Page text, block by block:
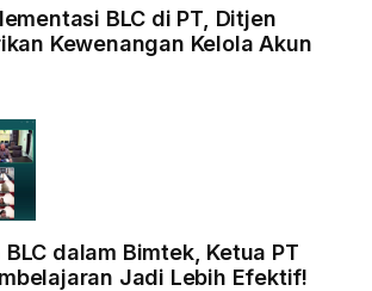
BLC di PT, Ditjen
Kewenangan Kelola Akun
dalam Bimtek, Ketua PT
Jadi Lebih Efektif!